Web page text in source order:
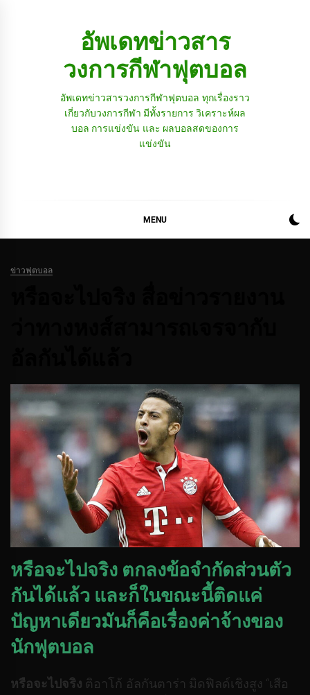
อัพเดทข่าวสาร
วงการกีฬาฟุตบอล
อัพเดทข่าวสารวงการกีฬาฟุตบอล ทุกเรื่องราว
เกี่ยวกับวงการกีฬา มีทั้งรายการ วิเคราะห์ผล
บอล การแข่งขัน และ ผลบอลสดของการ
แข่งขัน
MENU
ข่าวฟุตบอล
หรือจะไปจริง ตกลงข้อจำกัดส่วนตัว
กันได้แล้ว และก็ในขณะนี้ติดแค่
ปัญหาเดียวมันก็คือเรื่องค่าจ้างของ
นักฟุตบอล
หรือจะไปจริง ติอาโก้ อัลกันตาร่า มิดฟิลด์เชิงสูง “เสือ